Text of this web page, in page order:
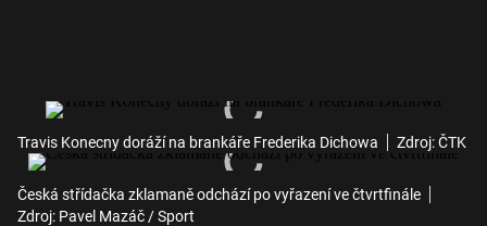
Travis Konecny doráží na brankáře Frederika Dichowa Zdroj: ČTK
Česká střídačka zklamaně odchází po vyřazení ve čtvrtfinále
Zdroj: Pavel Mazáč / Sport